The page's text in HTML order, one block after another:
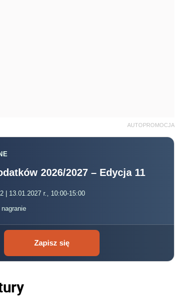
AUTOPROMOCJA
2026/2027 – Edycja 11
| 13.01.2027 r., 10:00-15:00
Zapisz się